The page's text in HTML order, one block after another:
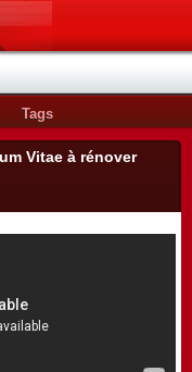
Tags
Vitae à rénover